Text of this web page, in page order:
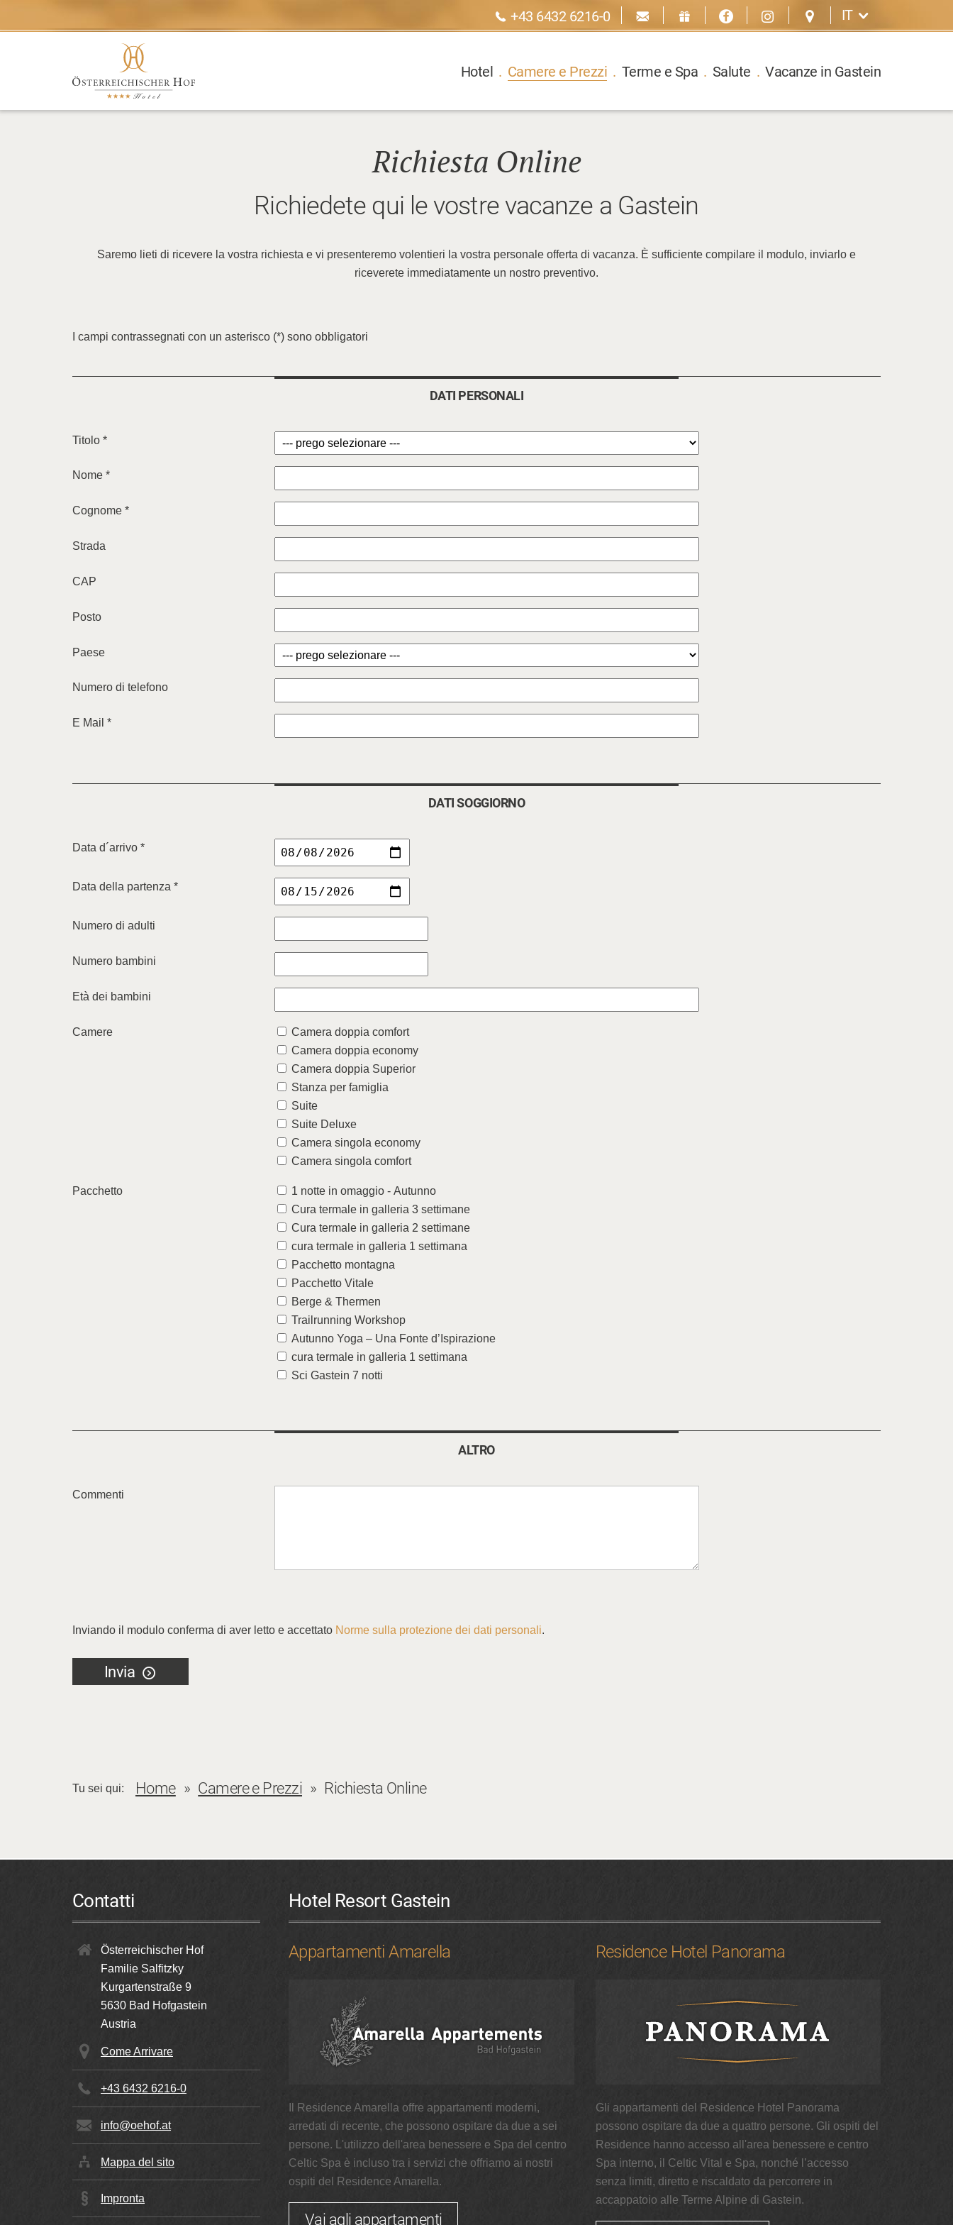
IT
+43 6432 6216-0
Hotel . Camere e Prezzi . Terme e Spa . Salute . Vacanze in Gastein
Richiesta Online
Richiedete qui le vostre vacanze a Gastein
Saremo lieti di ricevere la vostra richiesta e vi presenteremo volentieri la vostra personale offerta di vacanza. È sufficiente compilare il modulo, inviarlo e
riceverete immediatamente un nostro preventivo.
I campi contrassegnati con un asterisco (*) sono obbligatori
DATI PERSONALI
Titolo *
Nome *
Cognome *
Strada
CAP
Posto
Paese
Numero di telefono
E Mail *
DATI SOGGIORNO
Data d´arrivo *
Data della partenza *
Numero di adulti
Numero bambini
Età dei bambini
Camere
Camera doppia comfort
Camera doppia economy
Camera doppia Superior
Stanza per famiglia
Suite
Suite Deluxe
Camera singola economy
Camera singola comfort
Pacchetto
1 notte in omaggio - Autunno
Cura termale in galleria 3 settimane
Cura termale in galleria 2 settimane
cura termale in galleria 1 settimana
Pacchetto montagna
Pacchetto Vitale
Berge & Thermen
Trailrunning Workshop
Autunno Yoga – Una Fonte d’Ispirazione
cura termale in galleria 1 settimana
Sci Gastein 7 notti
ALTRO
Commenti
Inviando il modulo conferma di aver letto e accettato Norme sulla protezione dei dati personali.
Invia
Tu sei qui: Home Camere e Prezzi Richiesta Online
Contatti
Österreichischer Hof
Familie Salfitzky
Kurgartenstraße 9
5630 Bad Hofgastein
Austria
Come Arrivare
+43 6432 6216-0
info@oehof.at
Mappa del sito
Impronta
Hotel Resort Gastein
Appartamenti Amarella
Il Residence Amarella offre appartamenti moderni,
arredati di recente, che possono ospitare da due a sei
persone. L'utilizzo dell'area benessere e Spa del centro
Celtic Spa è incluso tra i servizi che offriamo ai nostri
ospiti del Residence Amarella.
Vai agli appartamenti
Residence Hotel Panorama
Gli appartamenti del Residence Hotel Panorama
possono ospitare da due a quattro persone. Gli ospiti del
Residence hanno accesso all'area benessere e centro
Spa interno, il Celtic Vital e Spa, nonché l’accesso
senza limiti, diretto e riscaldato da percorrere in
accappatoio alle Terme Alpine di Gastein.